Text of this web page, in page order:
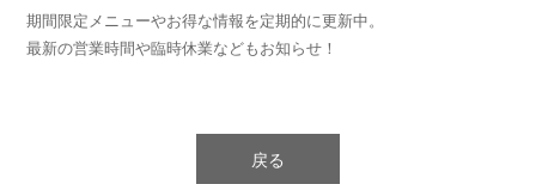
期間限定メニューやお得な情報を定期的に更新中。
最新の営業時間や臨時休業などもお知らせ！
戻る